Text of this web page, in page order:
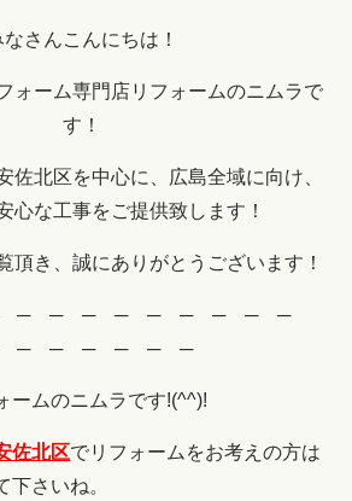
なさんこんにちは！
ーム専門店リフォームのニムラで
す！
佐北区を中心に、広島全域に向け、
心な工事をご提供致します！
頂き、誠にありがとうございます！
─ ─ ─ ─ ─ ─ ─ ─ ─
─ ─ ─ ─ ─ ─
ームのニムラです!(^^)!
佐北区でリフォームをお考えの方は
下さいね。